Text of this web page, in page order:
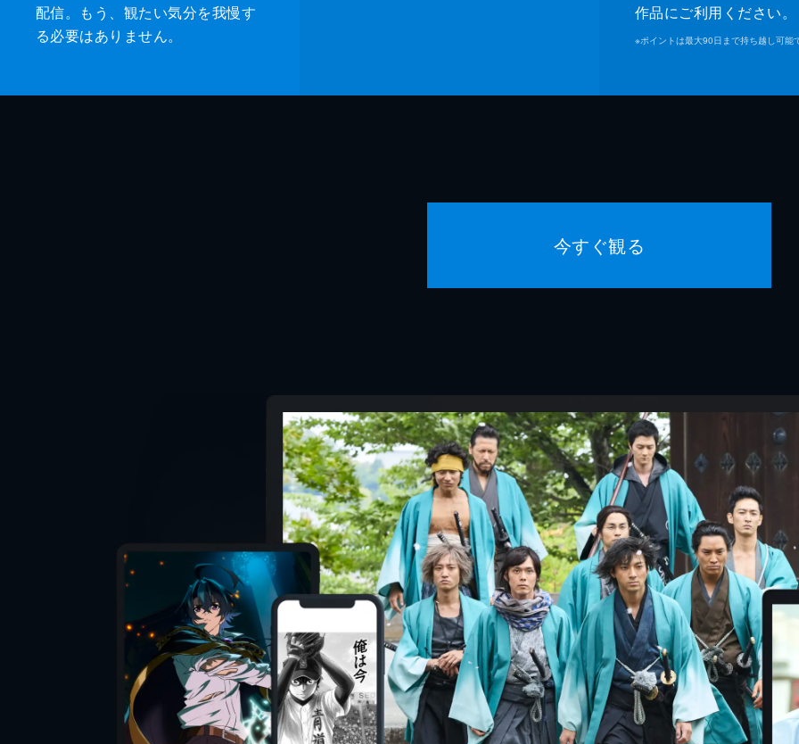
配信。もう、観たい気分を我慢す
る必要はありません。
作品にご利用ください。
※ポイントは最大90日まで持ち越し可能
今すぐ観る